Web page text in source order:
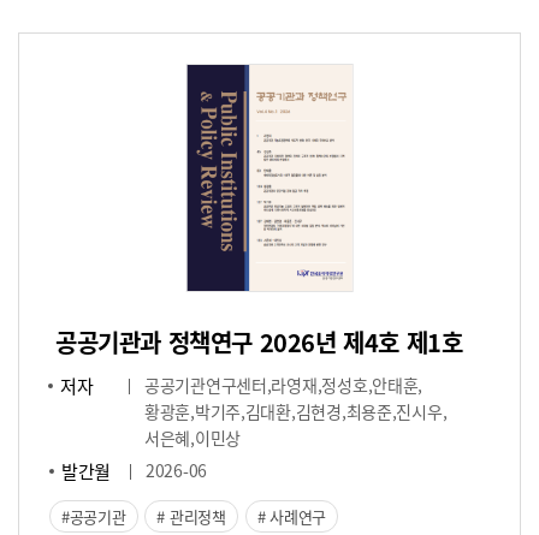
공공기관과 정책연구 2026년 제4호 제1호
저자
공공기관연구센터,라영재,정성호,안태훈,
황광훈,박기주,김대환,김현경,최용준,진시우,
서은혜,이민상
발간월 2026-06
공공기관 관리정책 사례연구